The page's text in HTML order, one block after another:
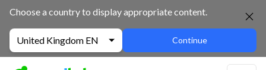
Choose a country to display appropriate content.
United Kingdom EN Continue